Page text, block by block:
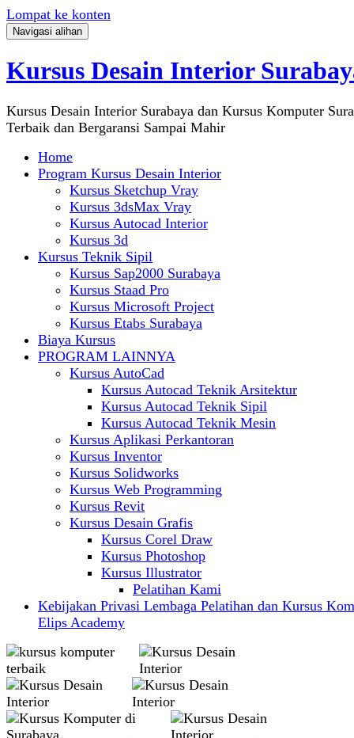
Lompat ke konten
Navigasi alihan
Kursus Desain Interior
Kursus Desain Interior Surabaya dan Kursus Komputer
Terbaik dan Bergaransi Sampai Mahir
Home
Program Kursus Desain Interior
Kursus Sketchup Vray
Kursus 3dsMax Vray
Kursus Autocad Interior
Kursus 3d
Kursus Teknik Sipil
Kursus Sap2000 Surabaya
Kursus Staad Pro
Kursus Microsoft Project
Kursus Etabs Surabaya
Biaya Kursus
PROGRAM LAINNYA
Kursus AutoCad
Kursus Autocad Teknik Arsitektur
Kursus Autocad Teknik Sipil
Kursus Autocad Teknik Mesin
Kursus Aplikasi Perkantoran
Kursus Inventor
Kursus Solidworks
Kursus Web Programming
Kursus Revit
Kursus Desain Grafis
Kursus Corel Draw
Kursus Photoshop
Kursus Illustrator
Pelatihan Kami
Kebijakan Privasi Lembaga Pelatihan dan Kursus
Elips Academy